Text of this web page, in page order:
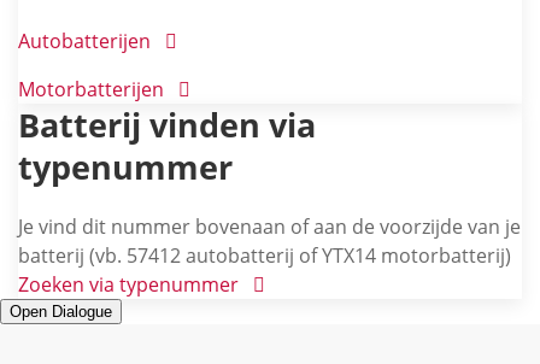
Autobatterijen
Motorbatterijen
Batterij vinden via
typenummer
Je vind dit nummer bovenaan of aan de voorzijde van je
batterij (vb. 57412 autobatterij of YTX14 motorbatterij)
Zoeken via typenummer
Open Dialogue